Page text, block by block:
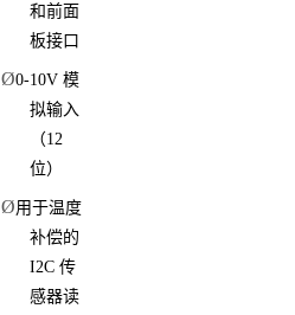
和前面
板接口
Ø0-10V 模
拟输入
（12
位）
Ø用于温度
补偿的
I2C 传
感器读